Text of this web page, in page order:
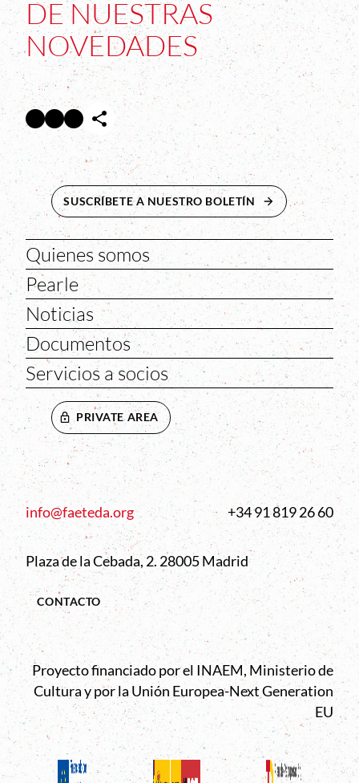
DE NUESTRAS
NOVEDADES
Facebook Abre en nueva ventana
Twitter Abre en nueva ventana
InstagramAbre en nueva ventana
SUSCRÍBETE A NUESTRO BOLETÍN ABRE EN NUEVA
Quienes somos
Pearle
Noticias
Documentos
Servicios a socios
PRIVATE AREA
info@faeteda.org +34 91 819 26 60
Plaza de la Cebada, 2. 28005 Madrid
CONTACTO
Proyecto financiado por el INAEM, Ministerio de
Cultura y por la Unión Europea-Next Generation
EU